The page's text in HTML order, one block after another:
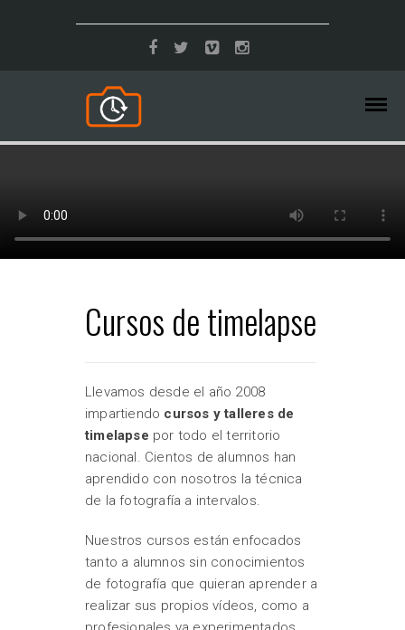
Cursos de timelapse
Llevamos desde el año 2008
impartiendo cursos y talleres de
timelapse por todo el territorio
nacional. Cientos de alumnos han
aprendido con nosotros la técnica
de la fotografía a intervalos.
Nuestros cursos están enfocados
tanto a alumnos sin conocimientos
de fotografía que quieran aprender a
realizar sus propios vídeos, como a